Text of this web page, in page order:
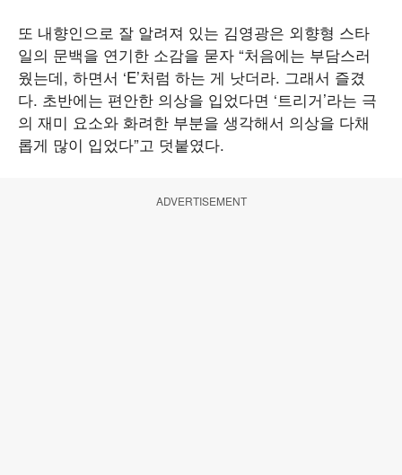
또 내향인으로 잘 알려져 있는 김영광은 외향형 스타
일의 문백을 연기한 소감을 묻자 “처음에는 부담스러
웠는데, 하면서 ‘E’처럼 하는 게 낫더라. 그래서 즐겼
다. 초반에는 편안한 의상을 입었다면 ‘트리거’라는 극
의 재미 요소와 화려한 부분을 생각해서 의상을 다채
롭게 많이 입었다”고 덧붙였다.
ADVERTISEMENT